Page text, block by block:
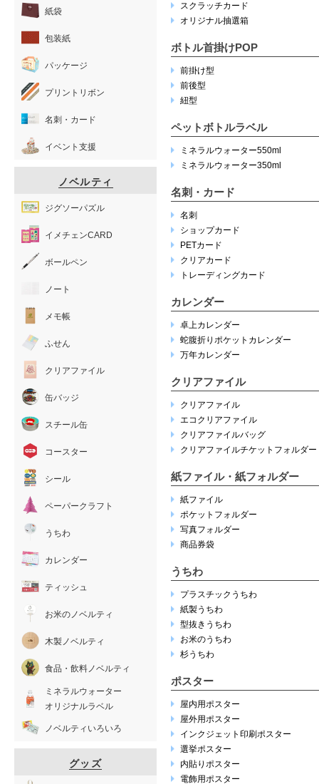
スクラッチカード
オリジナル抽選箱
ボトル首掛けPOP
前掛け型
前後型
紐型
ペットボトルラベル
ミネラルウォーター550ml
ミネラルウォーター350ml
名刺・カード
名刺
ショップカード
PETカード
クリアカード
トレーディングカード
カレンダー
卓上カレンダー
蛇腹折りポケットカレンダー
万年カレンダー
クリアファイル
クリアファイル
エコクリアファイル
クリアファイルバッグ
クリアファイルチケットフォルダー
紙ファイル・紙フォルダー
紙ファイル
ポケットフォルダー
写真フォルダー
商品券袋
うちわ
プラスチックうちわ
紙製うちわ
型抜きうちわ
お米のうちわ
杉うちわ
ポスター
屋内用ポスター
屋外用ポスター
インクジェット印刷ポスター
選挙ポスター
内貼りポスター
電飾用ポスター
紙袋
包装紙
パッケージ
プリントリボン
名刺・カード
イベント支援
ノベルティ
ジグソーパズル
イメチェンCARD
ボールペン
ノート
メモ帳
ふせん
クリアファイル
缶バッジ
スチール缶
コースター
シール
ペーパークラフト
うちわ
カレンダー
ティッシュ
お米のノベルティ
木製ノベルティ
食品・飲料ノベルティ
ミネラルウォーター
オリジナルラベル
ノベルティいろいろ
グッズ